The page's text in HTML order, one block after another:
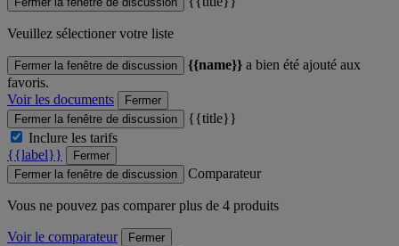
Veuillez sélectioner votre liste
Fermer la fenêtre de discussion {{name}} a bien été ajouté aux
favoris.
Voir les documents
Fermer
Fermer la fenêtre de discussion
{{title}}
Inclure les tarifs
{{label}}
Fermer
Fermer la fenêtre de discussion
Comparateur
Vous ne pouvez pas comparer plus de 4 produits
Voir le comparateur
Fermer